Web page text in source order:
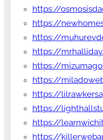
https://
https://
https://
https://
https://
https://
https://
https://
https://
https://